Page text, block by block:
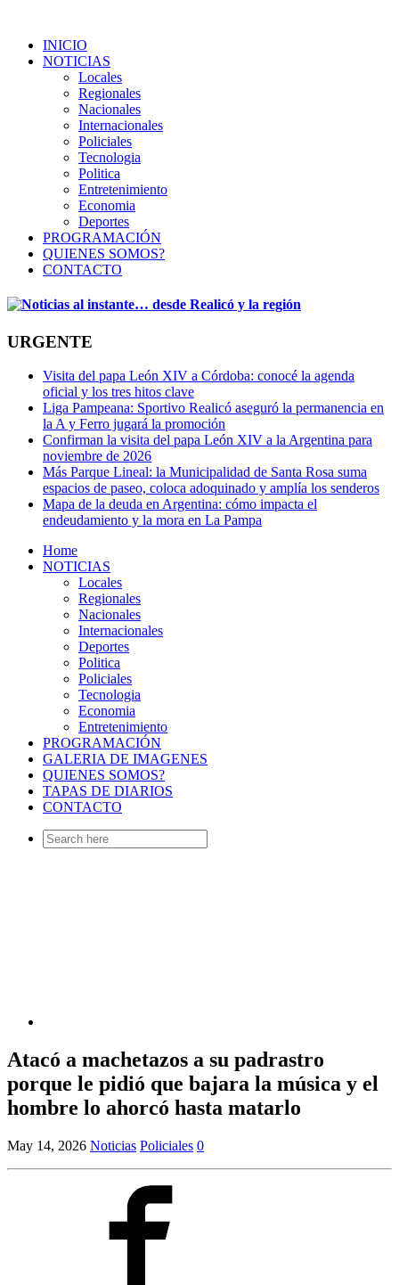
INICIO
NOTICIAS
Locales
Regionales
Nacionales
Internacionales
Policiales
Tecnologia
Politica
Entretenimiento
Economia
Deportes
PROGRAMACIÓN
QUIENES SOMOS?
CONTACTO
URGENTE
Visita del papa León XIV a Córdoba: conocé la agenda
oficial y los tres hitos clave
Liga Pampeana: Sportivo Realicó aseguró la permanencia en
la A y Ferro jugará la promoción
Confirman la visita del papa León XIV a la Argentina para
noviembre de 2026
Más Parque Lineal: la Municipalidad de Santa Rosa suma
espacios de paseo, coloca adoquinado y amplía los senderos
Mapa de la deuda en Argentina: cómo impacta el
endeudamiento y la mora en La Pampa
Home
NOTICIAS
Locales
Regionales
Nacionales
Internacionales
Deportes
Politica
Policiales
Tecnologia
Economia
Entretenimiento
PROGRAMACIÓN
GALERIA DE IMAGENES
QUIENES SOMOS?
TAPAS DE DIARIOS
CONTACTO
Search
for:
Atacó a machetazos a su padrastro
porque le pidió que bajara la música y el
hombre lo ahorcó hasta matarlo
May 14, 2026 Noticias Policiales 0